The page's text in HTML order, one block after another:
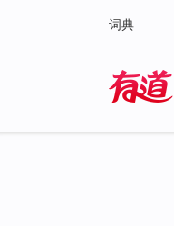
词典